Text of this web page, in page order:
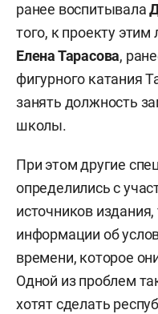
ранее воспитывала
того, к проекту
Елена Тарасова,
фигурного катания
занять должность
школы.
При этом другие
определились с
источников
информации об
времени, которое
Одной из проблем
хотят сделать